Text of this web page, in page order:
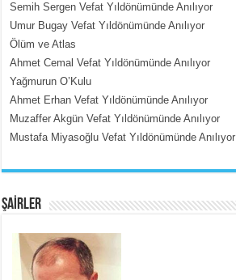
MEHMET ÇOBAN
İçerdeki Put Dışardaki Maskeler...
Semih Sergen Vefat Yıldönümünde Anılıyor
Umur Bugay Vefat Yıldönümünde Anılıyor
Ölüm ve Atlas
Ahmet Cemal Vefat Yıldönümünde Anılıyor
Yağmurun O’Kulu
Ahmet Erhan Vefat Yıldönümünde Anılıyor
Muzaffer Akgün Vefat Yıldönümünde Anılıyor
Mustafa Miyasoğlu Vefat Yıldönümünde Anılıyor
ŞAİRLER